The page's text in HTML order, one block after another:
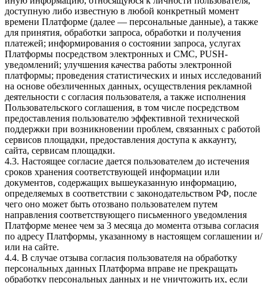
доступную либо известную в любой конкретный момент
времени Платформе (далее — персональные данные), а также
для принятия, обработки запроса, обработки и получения
платежей; информирования о состоянии запроса, услугах
Платформы посредством электронных и СМС, PUSH-
уведомлений; улучшения качества работы электронной
платформы; проведения статистических и иных исследований
на основе обезличенных данных, осуществления рекламной
деятельности с согласия пользователя, а также исполнения
Пользовательского соглашения, в том числе посредством
предоставления пользователю эффективной технической
поддержки при возникновении проблем, связанных с работой
сервисов площадки, предоставления доступа к аккаунту,
сайта, сервисам площадки.
4.3. Настоящее согласие дается пользователем до истечения
сроков хранения соответствующей информации или
документов, содержащих вышеуказанную информацию,
определяемых в соответствии с законодательством РФ, после
чего оно может быть отозвано пользователем путем
направления соответствующего письменного уведомления
Платформе менее чем за 3 месяца до момента отзыва согласия
по адресу Платформы, указанному в настоящем соглашении и/
или на сайте.
4.4. В случае отзыва согласия пользователя на обработку
персональных данных Платформа вправе не прекращать
обработку персональных данных и не уничтожить их, если